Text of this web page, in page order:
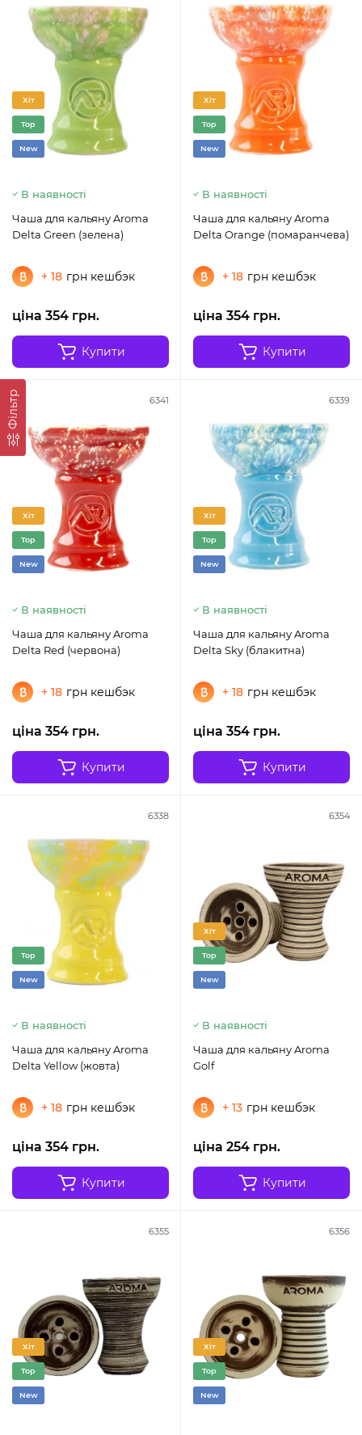
Фільтр
Хіт
Top
New
В наявності
Чаша для кальяну Aroma
Delta Green (зелена)
+ 18 грн кешбэк
ціна 354 грн.
Купити
Хіт
Top
New
В наявності
Чаша для кальяну Aroma
Delta Orange (помаранчева)
+ 18 грн кешбэк
ціна 354 грн.
Купити
6341
Хіт
Top
New
В наявності
Чаша для кальяну Aroma
Delta Red (червона)
+ 18 грн кешбэк
ціна 354 грн.
Купити
6339
Хіт
Top
New
В наявності
Чаша для кальяну Aroma
Delta Sky (блакитна)
+ 18 грн кешбэк
ціна 354 грн.
Купити
6338
Top
New
В наявності
Чаша для кальяну Aroma
Delta Yellow (жовта)
+ 18 грн кешбэк
ціна 354 грн.
Купити
6354
Хіт
Top
New
В наявності
Чаша для кальяну Aroma
Golf
+ 13 грн кешбэк
ціна 254 грн.
Купити
6355
Хіт
Top
New
6356
Хіт
Top
New